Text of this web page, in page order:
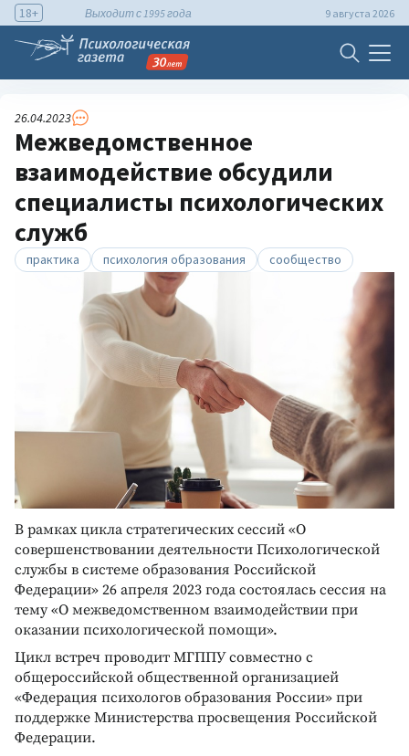
18+ Выходит с 1995 года 9 августа 2026
26.04.2023
Межведомственное
взаимодействие обсудили
специалисты психологических
служб
практика психология образования сообщество
В рамках цикла стратегических сессий «О
совершенствовании деятельности Психологической
службы в системе образования Российской
Федерации» 26 апреля 2023 года состоялась сессия на
тему «О межведомственном взаимодействии при
оказании психологической помощи».
Цикл встреч проводит МГППУ совместно с
общероссийской общественной организацией
«Федерация психологов образования России» при
поддержке Министерства просвещения Российской
Федерации.